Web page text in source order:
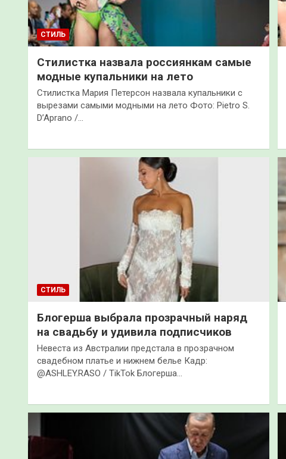
СТИЛЬ
Стилистка назвала россиянкам самые
модные купальники на лето
Стилистка Мария Петерсон назвала купальники с
вырезами самыми модными на лето Фото: Pietro S.
D’Aprano /…
СТИЛЬ
Блогерша выбрала прозрачный наряд
на свадьбу и удивила подписчиков
Невеста из Австралии предстала в прозрачном
свадебном платье и нижнем белье Кадр:
@ASHLEY.RASO / TikTok Блогерша…